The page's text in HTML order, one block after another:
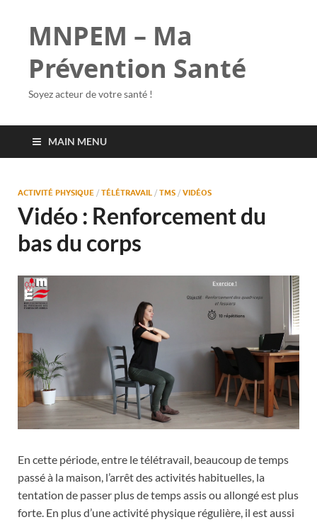
MNPEM – Ma
Prévention Santé
Soyez acteur de votre santé !
MAIN MENU
ACTIVITÉ PHYSIQUE / TÉLÉTRAVAIL / TMS / VIDÉOS
Vidéo : Renforcement du
bas du corps
En cette période, entre le télétravail, beaucoup de temps
passé à la maison, l’arrêt des activités habituelles, la
tentation de passer plus de temps assis ou allongé est plus
forte. En plus d’une activité physique régulière, il est aussi